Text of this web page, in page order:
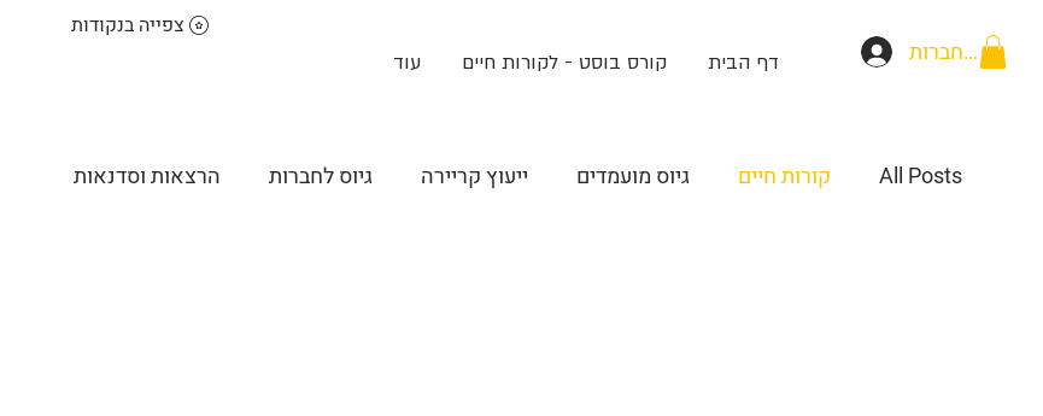
להתחברות דף הבית קורס בוסט - לקורות חיים עוד
צפייה בנקודות
All Posts קורות חיים גיוס מועמדים ייעוץ קריירה גיוס לחברות הרצאות וסדנאות